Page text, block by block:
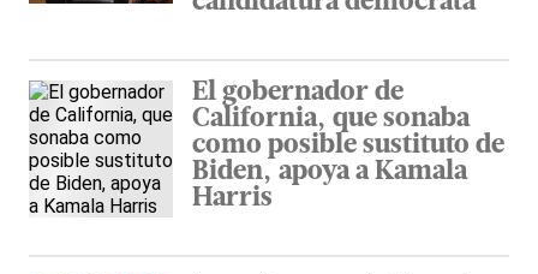
El gobernador de
California, que sonaba
como posible sustituto de
Biden, apoya a Kamala
Harris